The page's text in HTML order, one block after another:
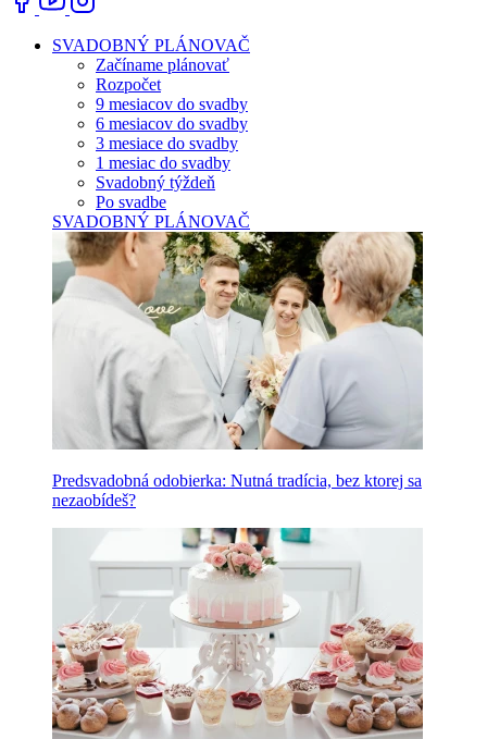
SVADOBNÝ PLÁNOVAČ
Začíname plánovať
Rozpočet
9 mesiacov do svadby
6 mesiacov do svadby
3 mesiace do svadby
1 mesiac do svadby
Svadobný týždeň
Po svadbe
SVADOBNÝ PLÁNOVAČ
Predsvadobná odobierka: Nutná tradícia, bez ktorej sa
nezaobídeš?